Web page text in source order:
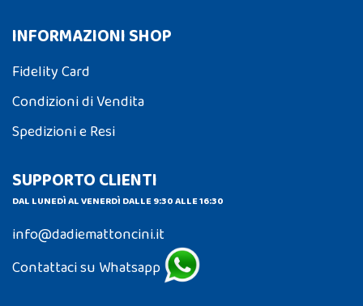
INFORMAZIONI SHOP
Fidelity Card
Condizioni di Vendita
Spedizioni e Resi
SUPPORTO CLIENTI
DAL LUNEDÌ AL VENERDÌ DALLE 9:30 ALLE 16:30
info@dadiemattoncini.it
Contattaci su Whatsapp